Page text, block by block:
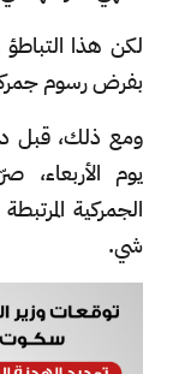
لكن هذا التباطؤ
بفرض رسوم جمركية جديدة
ومع ذلك، قبل
يوم الأربعاء،
الجمركية
شي.